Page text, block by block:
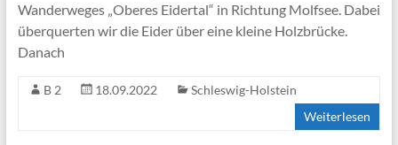
Wanderweges „Oberes Eidertal“ in Richtung Molfsee. Dabei
überquerten wir die Eider über eine kleine Holzbrücke.
Danach
B 2 18.09.2022
Schleswig-Holstein
Weiterlesen